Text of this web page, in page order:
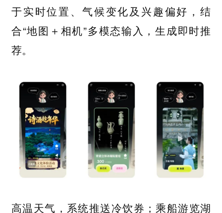
于实时位置、气候变化及兴趣偏好，结
合“地图＋相机”多模态输入，生成即时推
荐。
高温天气，系统推送冷饮券；乘船游览湖